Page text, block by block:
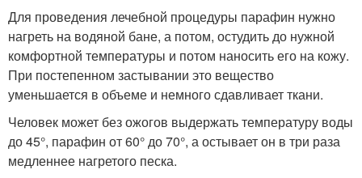
Для проведения лечебной процедуры парафин нужно
нагреть на водяной бане, а потом, остудить до нужной
комфортной температуры и потом наносить его на кожу.
При постепенном застывании это вещество
уменьшается в объеме и немного сдавливает ткани.
Человек может без ожогов выдержать температуру воды
до 45°, парафин от 60° до 70°, а остывает он в три раза
медленнее нагретого песка.